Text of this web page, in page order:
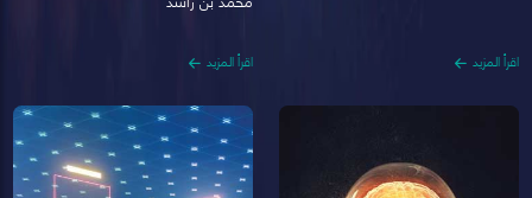
اقرأ المزيد اقرأ المزيد